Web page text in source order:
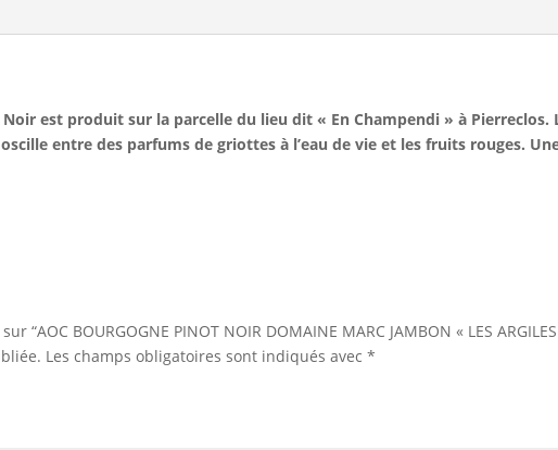
est produit sur la parcelle du lieu dit « En Champendi » à
entre des parfums de griottes à l’eau de vie et les fruits rouges.
“AOC BOURGOGNE PINOT NOIR DOMAINE MARC JAMBON « LES
Les champs obligatoires sont indiqués avec*